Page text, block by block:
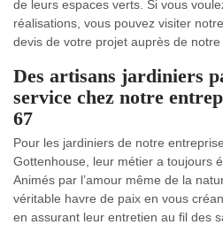
de leurs espaces verts. Si vous
réalisations, vous pouvez visiter
devis de votre projet auprès de notre
Des artisans jardiniers
service chez notre
67
Pour les jardiniers de notre
Gottenhouse, leur métier a toujours
Animés par l’amour même de la
véritable havre de paix en vous
en assurant leur entretien au fil des